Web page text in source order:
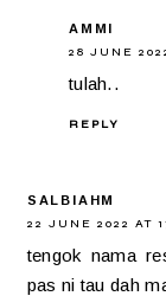
AMMI
28 JUNE
tulah..
REPLY
SALBIAHM
22 JUNE 2022 AT
tengok nama
pas ni tau dah